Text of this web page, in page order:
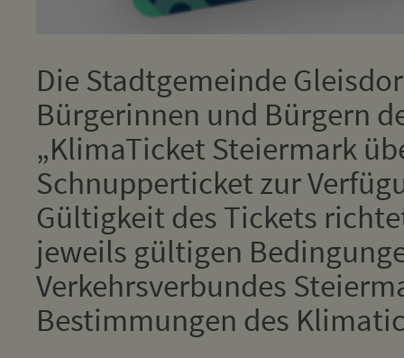
Die Stadtgemeinde
Bürgerinnen und Bürgern
„KlimaTicket Steiermark
Schnupperticket zur
Gültigkeit des Tickets
jeweils gültigen
Verkehrsverbundes
Bestimmungen des